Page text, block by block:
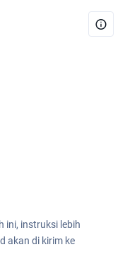
ini, instruksi lebih
akan di kirim ke